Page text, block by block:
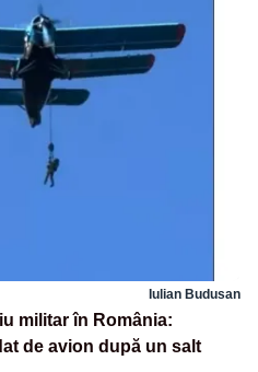
Iulian Budusan
militar în România:
de avion după un salt